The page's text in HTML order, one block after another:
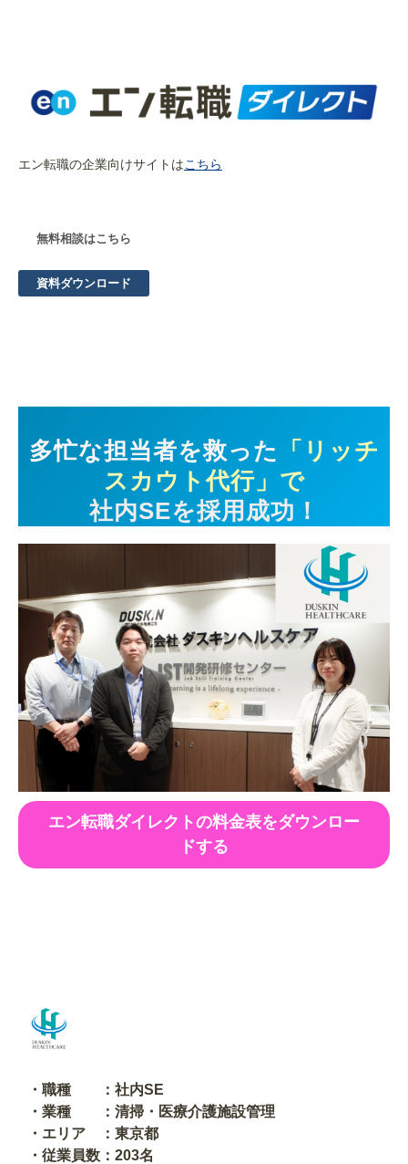
エン転職の企業向けサイトはこちら
無料相談はこちら
資料ダウンロード
多忙な担当者を救った
「リッチ
スカウト代行」で
社内SEを採用成功！
エン転職ダイレクトの料金表をダウンロー
ドする
・職種 ：社内SE
・業種 ：清掃・医療介護施設管理
・エリア ：東京都
・従業員数：203名